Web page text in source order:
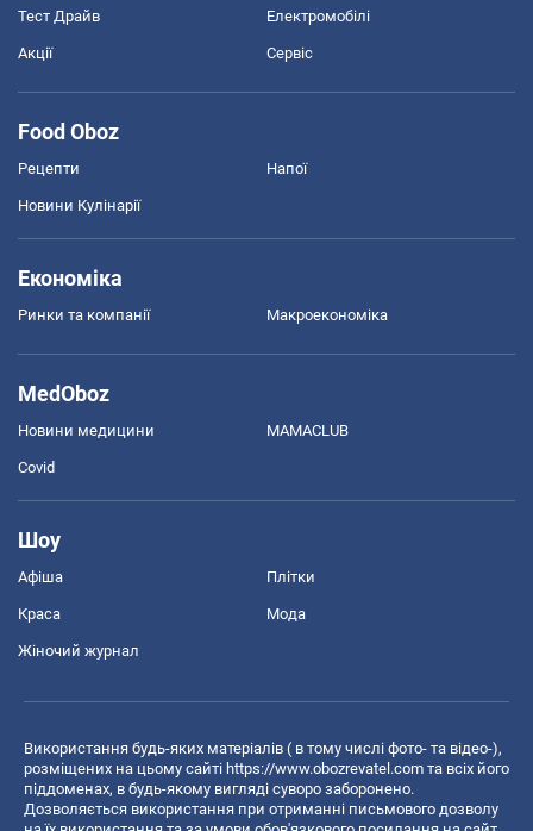
Тест Драйв Електромобілі
Акції Сервіс
Food Oboz
Рецепти Напої
Новини Кулінарії
Економіка
Ринки та компанії Макроекономіка
MedOboz
Новини медицини MAMACLUB
Covid
Шоу
Афіша Плітки
Краса Мода
Жіночий журнал
Використання будь-яких матеріалів ( в тому числі фото- та відео-),
розміщених на цьому сайті https://www.obozrevatel.com та всіх його
піддоменах, в будь-якому вигляді суворо заборонено.
Дозволяється використання при отриманні письмового дозволу